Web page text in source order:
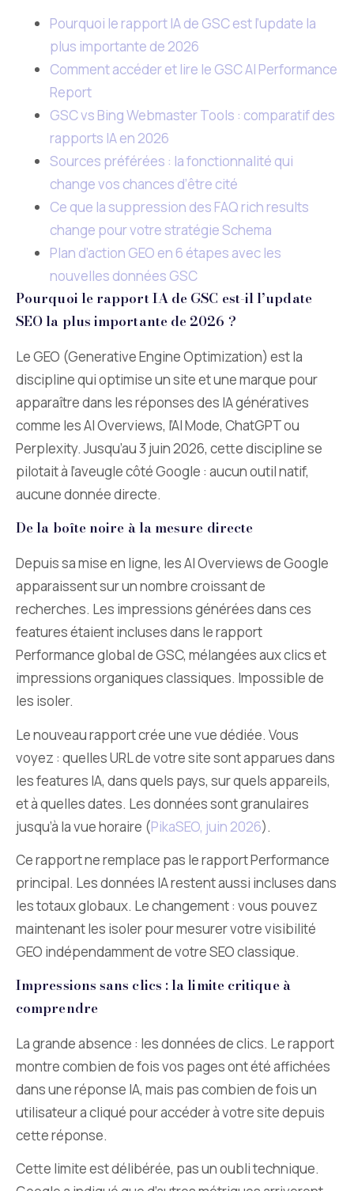
Pourquoi le rapport IA de GSC est l’update la
plus importante de 2026
Comment accéder et lire le GSC AI Performance
Report
GSC vs Bing Webmaster Tools : comparatif des
rapports IA en 2026
Sources préférées : la fonctionnalité qui
change vos chances d’être cité
Ce que la suppression des FAQ rich results
change pour votre stratégie Schema
Plan d’action GEO en 6 étapes avec les
nouvelles données GSC
Pourquoi le rapport IA de GSC est-il l’update
SEO la plus importante de 2026 ?
Le GEO (Generative Engine Optimization) est la
discipline qui optimise un site et une marque pour
apparaître dans les réponses des IA génératives
comme les AI Overviews, l’AI Mode, ChatGPT ou
Perplexity. Jusqu’au 3 juin 2026, cette discipline se
pilotait à l’aveugle côté Google : aucun outil natif,
aucune donnée directe.
De la boîte noire à la mesure directe
Depuis sa mise en ligne, les AI Overviews de Google
apparaissent sur un nombre croissant de
recherches. Les impressions générées dans ces
features étaient incluses dans le rapport
Performance global de GSC, mélangées aux clics et
impressions organiques classiques. Impossible de
les isoler.
Le nouveau rapport crée une vue dédiée. Vous
voyez : quelles URL de votre site sont apparues dans
les features IA, dans quels pays, sur quels appareils,
et à quelles dates. Les données sont granulaires
jusqu’à la vue horaire (PikaSEO, juin 2026).
Ce rapport ne remplace pas le rapport Performance
principal. Les données IA restent aussi incluses dans
les totaux globaux. Le changement : vous pouvez
maintenant les isoler pour mesurer votre visibilité
GEO indépendamment de votre SEO classique.
Impressions sans clics : la limite critique à
comprendre
La grande absence : les données de clics. Le rapport
montre combien de fois vos pages ont été affichées
dans une réponse IA, mais pas combien de fois un
utilisateur a cliqué pour accéder à votre site depuis
cette réponse.
Cette limite est délibérée, pas un oubli technique.